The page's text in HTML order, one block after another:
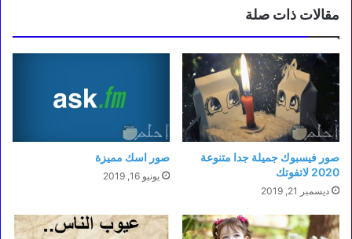
مقالات ذات صلة
صور فيسبوك جميلة جدا متنوعة
2020 لاتفوتك
ديسمبر 21, 2019
صور اسك مميزة
يونيو 16, 2019